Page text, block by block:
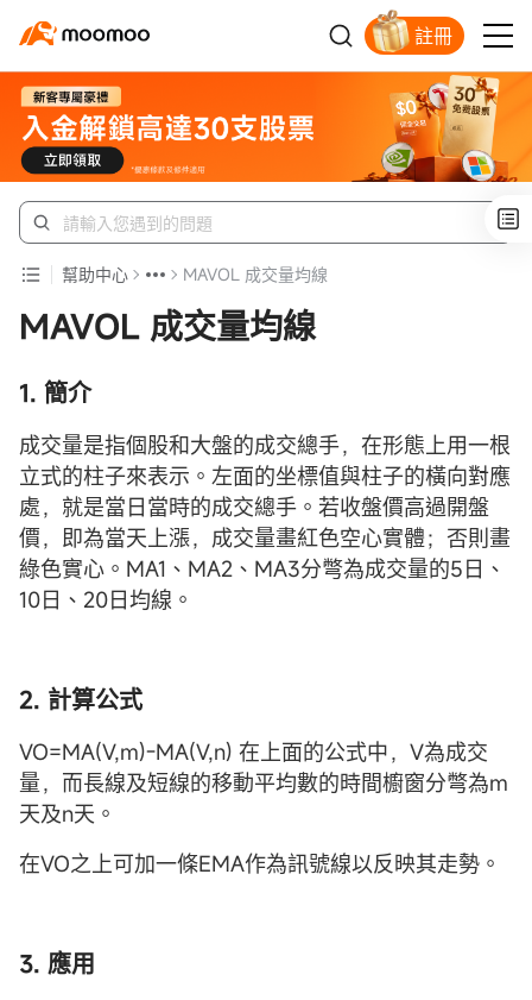
註冊
幫助中心 MAVOL 成交量均線
MAVOL 成交量均線
1. 簡介
成交量是指個股和大盤的成交總手，在形態上用一根
立式的柱子來表示。左面的坐標值與柱子的橫向對應
處，就是當日當時的成交總手。若收盤價高過開盤
價，即為當天上漲，成交量畫紅色空心實體；否則畫
綠色實心。MA1、MA2、MA3分彆為成交量的5日、
10日、20日均線。
2. 計算公式
VO=MA(V,m)-MA(V,n) 在上面的公式中，V為成交
量，而長線及短線的移動平均數的時間櫥窗分彆為m
天及n天。
在VO之上可加一條EMA作為訊號線以反映其走勢。
3. 應用